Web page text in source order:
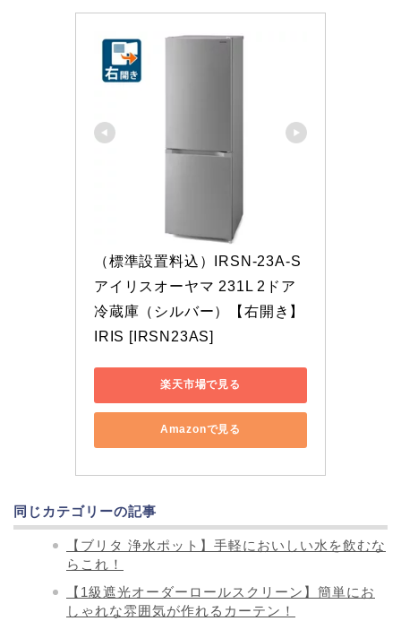
（標準設置料込）IRSN-23A-S
アイリスオーヤマ 231L 2ドア
冷蔵庫（シルバー）【右開き】
IRIS [IRSN23AS]
楽天市場で見る
Amazonで見る
同じカテゴリーの記事
【ブリタ 浄水ポット】手軽においしい水を飲むな
らこれ！
【1級遮光オーダーロールスクリーン】簡単にお
しゃれな雰囲気が作れるカーテン！